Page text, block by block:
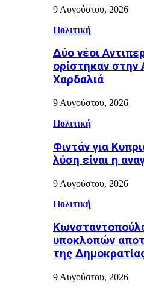
9 Αυγούστου, 2026
Πολιτική
Δύο νέοι
ορίστηκαν στην
Χαρδαλιά
9 Αυγούστου, 2026
Πολιτική
Φιντάν για
λύση είναι η
9 Αυγούστου, 2026
Πολιτική
υποκλοπών
της
9 Αυγούστου, 2026